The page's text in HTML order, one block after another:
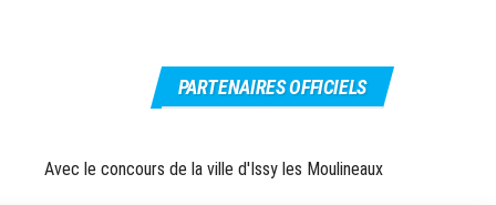
PARTENAIRES OFFICIELS
Avec le concours de la ville d'Issy les Moulineaux